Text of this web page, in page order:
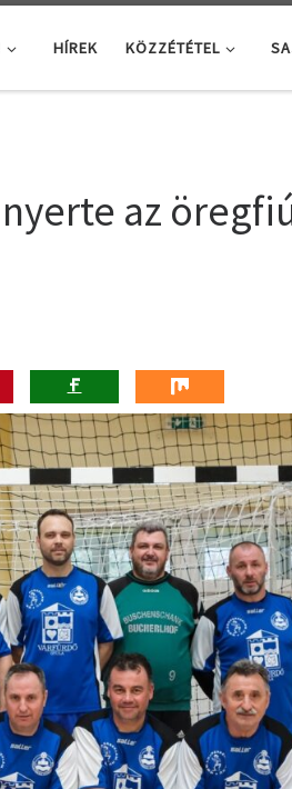
HÍREK KÖZZÉTÉTEL
az